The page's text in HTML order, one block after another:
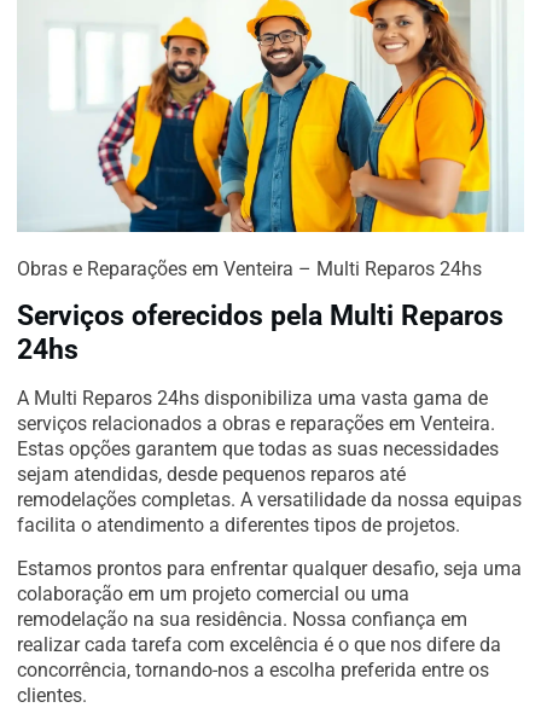
Obras e Reparações em Venteira – Multi Reparos 24hs
Serviços oferecidos pela Multi Reparos
24hs
A Multi Reparos 24hs disponibiliza uma vasta gama de
serviços relacionados a obras e reparações em Venteira.
Estas opções garantem que todas as suas necessidades
sejam atendidas, desde pequenos reparos até
remodelações completas. A versatilidade da nossa equipas
facilita o atendimento a diferentes tipos de projetos.
Estamos prontos para enfrentar qualquer desafio, seja uma
colaboração em um projeto comercial ou uma
remodelação na sua residência. Nossa confiança em
realizar cada tarefa com excelência é o que nos difere da
concorrência, tornando-nos a escolha preferida entre os
clientes.